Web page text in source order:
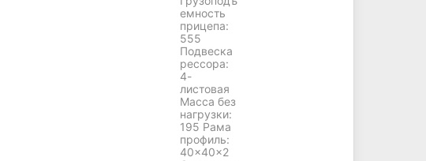
емность
прицепа:
555
Подвеска
рессора:
4-
листовая
Масса без
нагрузки:
195 Рама
профиль:
40×40×2